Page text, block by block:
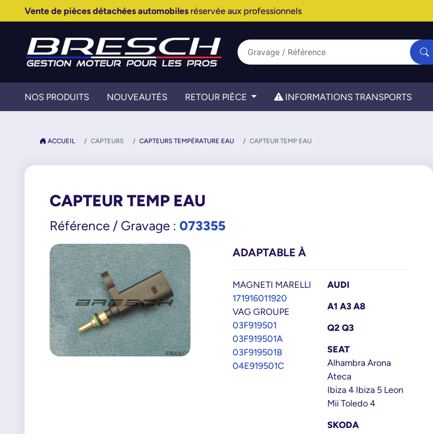
Vente de pièces détachées automobilesréservée aux professionnels
NOS PRODUITS NOUVEAUTÉS RETOUR PIÈCE INFORMATIONS TRANSPORTS
ACCUEIL CAPTEURS CAPTEURS TEMPÉRATURE EAU CAPTEUR TEMP EAU
CAPTEUR TEMP EAU
Référence / Gravage : 073355
ADAPTABLE À
MAGNETI MARELLI
171916011920
VAG GROUPE
03F919501
03F919501A
03F919501B
04E919501C
AUDI
A1 A3 A8
Q2 Q3
SEAT
Alhambra Arona
Ateca
Ibiza 4 Ibiza 5 Leon
Mii Toledo 4
SKODA